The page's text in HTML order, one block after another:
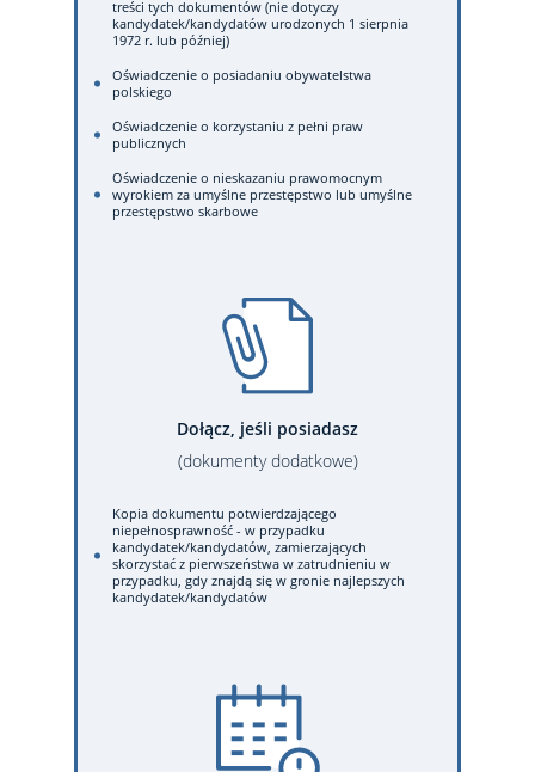
treści tych dokumentów (nie dotyczy
kandydatek/kandydatów urodzonych 1 sierpnia
1972 r. lub później)
Oświadczenie o posiadaniu obywatelstwa
polskiego
Oświadczenie o korzystaniu z pełni praw
publicznych
Oświadczenie o nieskazaniu prawomocnym
wyrokiem za umyślne przestępstwo lub umyślne
przestępstwo skarbowe
Dołącz, jeśli posiadasz
(dokumenty dodatkowe)
Kopia dokumentu potwierdzającego
niepełnosprawność - w przypadku
kandydatek/kandydatów, zamierzających
skorzystać z pierwszeństwa w zatrudnieniu w
przypadku, gdy znajdą się w gronie najlepszych
kandydatek/kandydatów